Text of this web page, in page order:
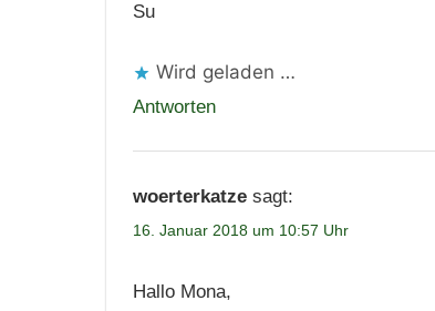
Su
Wird geladen …
Antworten
woerterkatze sagt:
16. Januar 2018 um 10:57 Uhr
Hallo Mona,